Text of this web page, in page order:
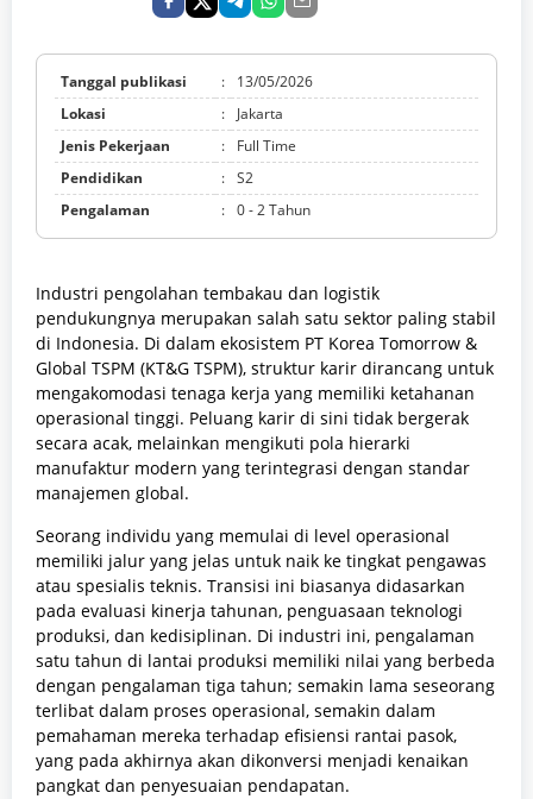
Tanggal publikasi :
13/05/2026
Lokasi
:
Jakarta
Jenis Pekerjaan
:
Full Time
Pendidikan
: S2
Pengalaman
: 0 - 2 Tahun
Industri pengolahan tembakau dan logistik
pendukungnya merupakan salah satu sektor paling stabil
di Indonesia. Di dalam ekosistem PT Korea Tomorrow &
Global TSPM (KT&G TSPM), struktur karir dirancang untuk
mengakomodasi tenaga kerja yang memiliki ketahanan
operasional tinggi. Peluang karir di sini tidak bergerak
secara acak, melainkan mengikuti pola hierarki
manufaktur modern yang terintegrasi dengan standar
manajemen global.
Seorang individu yang memulai di level operasional
memiliki jalur yang jelas untuk naik ke tingkat pengawas
atau spesialis teknis. Transisi ini biasanya didasarkan
pada evaluasi kinerja tahunan, penguasaan teknologi
produksi, dan kedisiplinan. Di industri ini, pengalaman
satu tahun di lantai produksi memiliki nilai yang berbeda
dengan pengalaman tiga tahun; semakin lama seseorang
terlibat dalam proses operasional, semakin dalam
pemahaman mereka terhadap efisiensi rantai pasok,
yang pada akhirnya akan dikonversi menjadi kenaikan
pangkat dan penyesuaian pendapatan.